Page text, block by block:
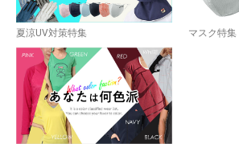
夏涼UV対策特集 マスク特集